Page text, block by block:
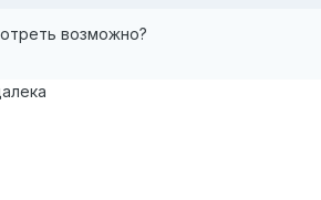
возможно?